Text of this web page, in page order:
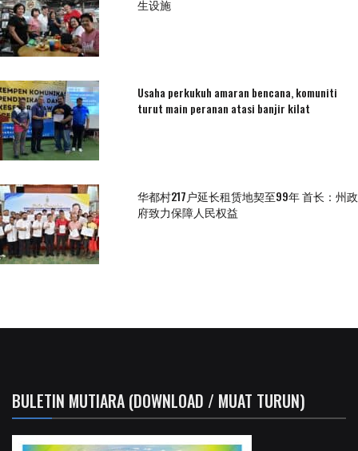
生设施
Usaha perkukuh amaran bencana, komuniti
turut main peranan atasi banjir kilat
华都村217户延长租赁地契至99年 首长：州政
府致力保障人民权益
BULETIN MUTIARA (DOWNLOAD / MUAT TURUN)